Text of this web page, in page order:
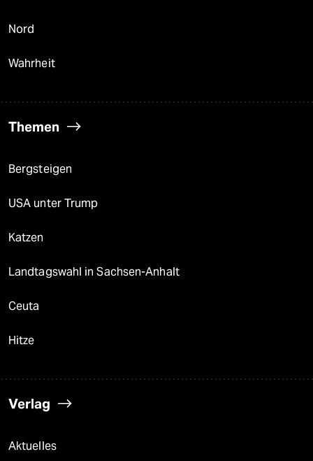
Nord
Wahrheit
Themen
Bergsteigen
USA unter Trump
Katzen
Landtagswahl in Sachsen-Anhalt
Ceuta
Hitze
Verlag
Aktuelles